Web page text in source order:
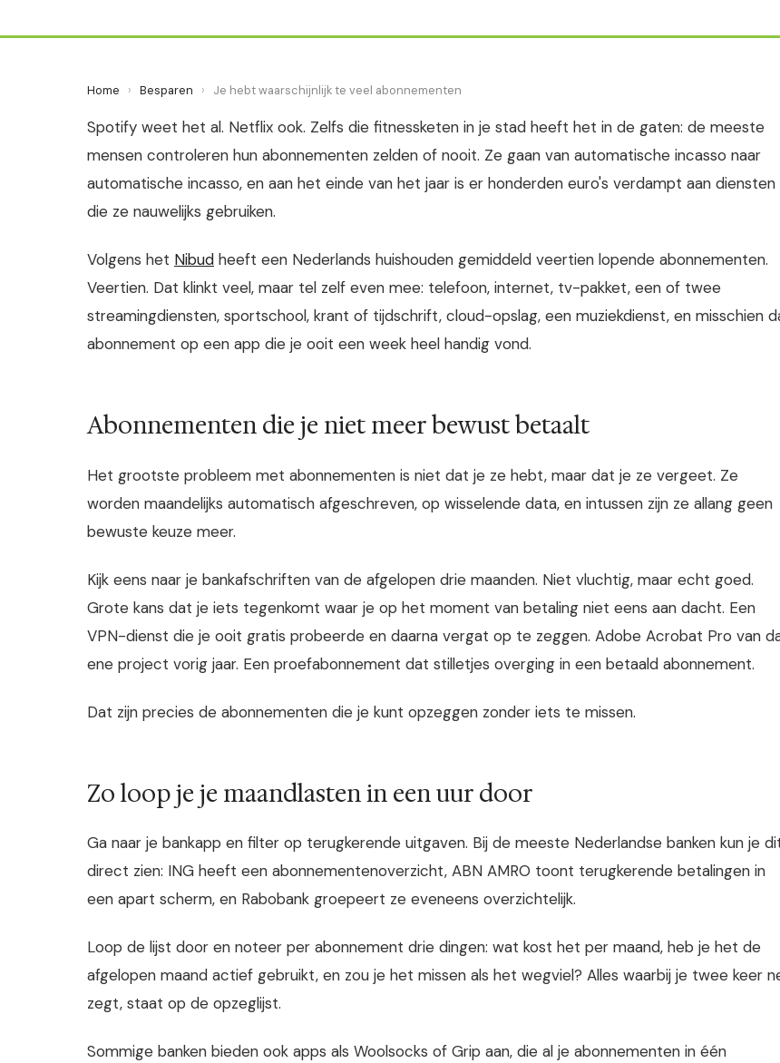
Home › Besparen › Je hebt waarschijnlijk te veel abonnementen
Spotify weet het al. Netflix ook. Zelfs die fitnessketen in je stad heeft het in de gaten: de meeste
mensen controleren hun abonnementen zelden of nooit. Ze gaan van automatische incasso naar
automatische incasso, en aan het einde van het jaar is er honderden euro's verdampt aan diensten
die ze nauwelijks gebruiken.
Volgens het Nibud heeft een Nederlands huishouden gemiddeld veertien lopende abonnementen.
Veertien. Dat klinkt veel, maar tel zelf even mee: telefoon, internet, tv-pakket, een of twee
streamingdiensten, sportschool, krant of tijdschrift, cloud-opslag, een muziekdienst, en misschien
abonnement op een app die je ooit een week heel handig vond.
Abonnementen die je niet meer bewust betaalt
Het grootste probleem met abonnementen is niet dat je ze hebt, maar dat je ze vergeet. Ze
worden maandelijks automatisch afgeschreven, op wisselende data, en intussen zijn ze allang geen
bewuste keuze meer.
Kijk eens naar je bankafschriften van de afgelopen drie maanden. Niet vluchtig, maar echt goed.
Grote kans dat je iets tegenkomt waar je op het moment van betaling niet eens aan dacht. Een
VPN-dienst die je ooit gratis probeerde en daarna vergat op te zeggen. Adobe Acrobat Pro van
ene project vorig jaar. Een proefabonnement dat stilletjes overging in een betaald abonnement.
Dat zijn precies de abonnementen die je kunt opzeggen zonder iets te missen.
Zo loop je je maandlasten in een uur door
Ga naar je bankapp en filter op terugkerende uitgaven. Bij de meeste Nederlandse banken kun je
direct zien: ING heeft een abonnementenoverzicht, ABN AMRO toont terugkerende betalingen in
een apart scherm, en Rabobank groepeert ze eveneens overzichtelijk.
Loop de lijst door en noteer per abonnement drie dingen: wat kost het per maand, heb je het de
afgelopen maand actief gebruikt, en zou je het missen als het wegviel? Alles waarbij je twee keer
zegt, staat op de opzeglijst.
Sommige banken bieden ook apps als Woolsocks of Grip aan, die al je abonnementen in één